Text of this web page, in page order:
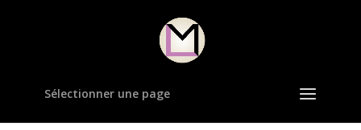
Sélectionner une page